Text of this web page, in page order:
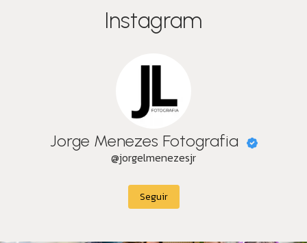
Instagram
Jorge Menezes Fotografia
@jorgelmenezesjr
Seguir